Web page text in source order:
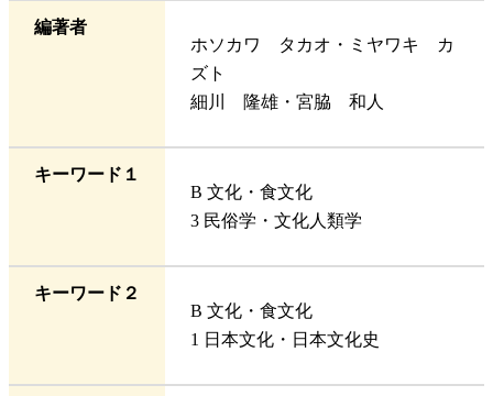
編著者
ホソカワ タカオ・ミヤワキ カ
ズト
細川 隆雄・宮脇 和人
キーワード１
B 文化・食文化
3 民俗学・文化人類学
キーワード２
B 文化・食文化
1 日本文化・日本文化史